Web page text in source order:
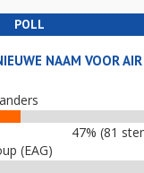
POLL
NAAM VOOR AIR
47% (81
(EAG)